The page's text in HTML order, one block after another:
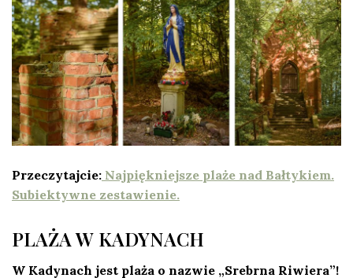
Przeczytajcie: Najpiękniejsze plaże nad Bałtykiem.
Subiektywne zestawienie.
PLAŻA W KADYNACH
W Kadynach jest plaża o nazwie „Srebrna Riwiera”!